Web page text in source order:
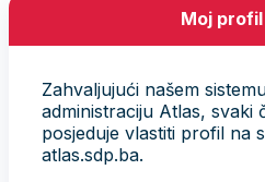
Moj profil
Zahvaljujući našem
administraciju Atlas, svaki
posjeduje vlastiti profil na
atlas.sdp.ba.